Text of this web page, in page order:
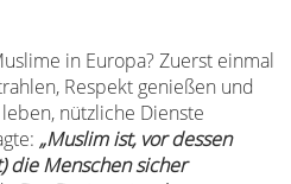
in Europa? Zuerst einmal
Respekt genießen und
nützliche Dienste
„Muslim ist, vor dessen
die Menschen sicher